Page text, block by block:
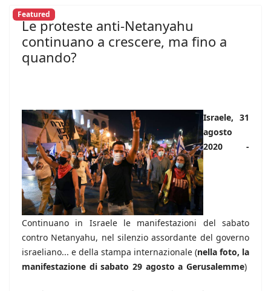
Featured
Le proteste anti-Netanyahu
continuano a crescere, ma fino a
quando?
Israele, 31
agosto
2020 -
Continuano in Israele le manifestazioni del sabato
contro Netanyahu, nel silenzio assordante del governo
israeliano... e della stampa internazionale (nella foto, la
manifestazione di sabato 29 agosto a Gerusalemme)